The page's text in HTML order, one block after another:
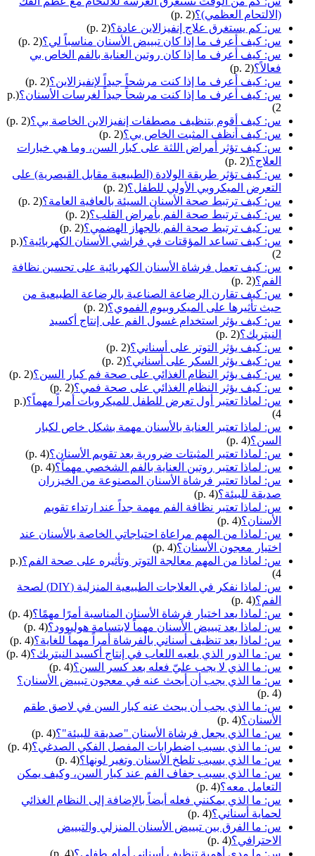
(الالتحام العظمي)؟(p. 2)
س: كم يستغرق علاج إنفيزالاين عادة؟(p. 2)
س: كيف أعرف ما إذا كان تبييض الأسنان مناسباً لي؟(p. 2)
س: كيف أعرف ما إذا كان روتين العناية بالفم الخاص بي
فعالاً؟(p. 2)
س: كيف أعرف ما إذا كنت مرشحاً جيداً لإنفيزالاين؟(p. 2)
س: كيف أعرف ما إذا كنت مرشحاً جيداً لغرسات الأسنان؟ (p.
2)
س: كيف أقوم بتنظيف مصطفات إنفيزالاين الخاصة بي؟(p. 2)
س: كيف أنظف المثبت الخاص بي؟(p. 2)
س: كيف تؤثر أمراض اللثة على كبار السن، وما هي خيارات
العلاج؟(p. 2)
س: كيف تؤثر طريقة الولادة (الطبيعية مقابل القيصرية) على
التعرض الميكروبي الأولي للطفل؟(p. 2)
س: كيف ترتبط صحة الأسنان السيئة بالعافية العامة؟(p. 2)
س: كيف ترتبط صحة الفم بأمراض القلب؟(p. 2)
س: كيف ترتبط صحة الفم بالجهاز الهضمي؟(p. 2)
س: كيف تساعد المؤقتات في فراشي الأسنان الكهربائية؟ (p.
2)
س: كيف تعمل فرشاة الأسنان الكهربائية على تحسين نظافة
الفم؟(p. 2)
س: كيف تقارن الرضاعة الصناعية بالرضاعة الطبيعية من
حيث تأثيرها على الميكروبيوم الفموي؟(p. 2)
س: كيف يؤثر استخدام غسول الفم على إنتاج أكسيد
النيتريك؟(p. 2)
س: كيف يؤثر التوتر على أسناني؟(p. 2)
س: كيف يؤثر السكر على أسناني؟(p. 2)
س: كيف يؤثر النظام الغذائي على صحة فم كبار السن؟(p. 2)
س: كيف يؤثر النظام الغذائي على صحة فمي؟(p. 2)
س: لماذا تعتبر أول تعرض للطفل للميكروبات أمراً مهماً؟ (p.
4)
س: لماذا تعتبر العناية بالأسنان مهمة بشكل خاص لكبار
السن؟(p. 4)
س: لماذا تعتبر المثبتات ضرورية بعد تقويم الأسنان؟(p. 4)
س: لماذا تعتبر روتين العناية بالفم الشخصي مهماً؟(p. 4)
س: لماذا تعتبر فرشاة الأسنان المصنوعة من الخيزران
صديقة للبيئة؟(p. 4)
س: لماذا تعتبر نظافة الفم مهمة جداً عند ارتداء تقويم
الأسنان؟(p. 4)
س: لماذا من المهم مراعاة احتياجاتي الخاصة بالأسنان عند
اختيار معجون الأسنان؟(p. 4)
س: لماذا من المهم معالجة التوتر وتأثيره على صحة الفم؟ (p.
4)
س: لماذا نفكر في العلاجات الطبيعية المنزلية (DIY) لصحة
الفم؟(p. 4)
س: لماذا يعد اختيار فرشاة الأسنان المناسبة أمرًا مهمًا؟(p. 4)
س: لماذا يعد تبييض الأسنان مهماً لابتسامة هوليوود؟(p. 4)
س: لماذا يعد تنظيف أسناني بالفرشاة أمراً مهماً للغاية؟(p. 4)
س: ما الدور الذي يلعبه اللعاب في إنتاج أكسيد النيتريك؟(p. 4)
س: ما الذي لا يجب عليّ فعله بعد كسر السن؟(p. 4)
س: ما الذي يجب أن أبحث عنه في معجون تبييض الأسنان؟
(p. 4)
س: ما الذي يجب أن يبحث عنه كبار السن في لاصق طقم
الأسنان؟(p. 4)
س: ما الذي يجعل فرشاة الأسنان "صديقة للبيئة"؟(p. 4)
س: ما الذي يسبب اضطرابات المفصل الفكي الصدغي؟(p. 4)
س: ما الذي يسبب تلطخ الأسنان وتغير لونها؟(p. 4)
س: ما الذي يسبب جفاف الفم عند كبار السن، وكيف يمكن
التعامل معه؟(p. 4)
س: ما الذي يمكنني فعله أيضاً بالإضافة إلى النظام الغذائي
لحماية أسناني؟(p. 4)
س: ما الفرق بين تبييض الأسنان المنزلي والتبييض
الاحترافي؟(p. 4)